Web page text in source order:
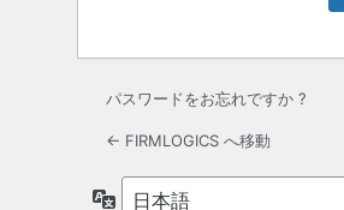
パスワードをお忘れですか ?
← FIRMLOGICS へ移動